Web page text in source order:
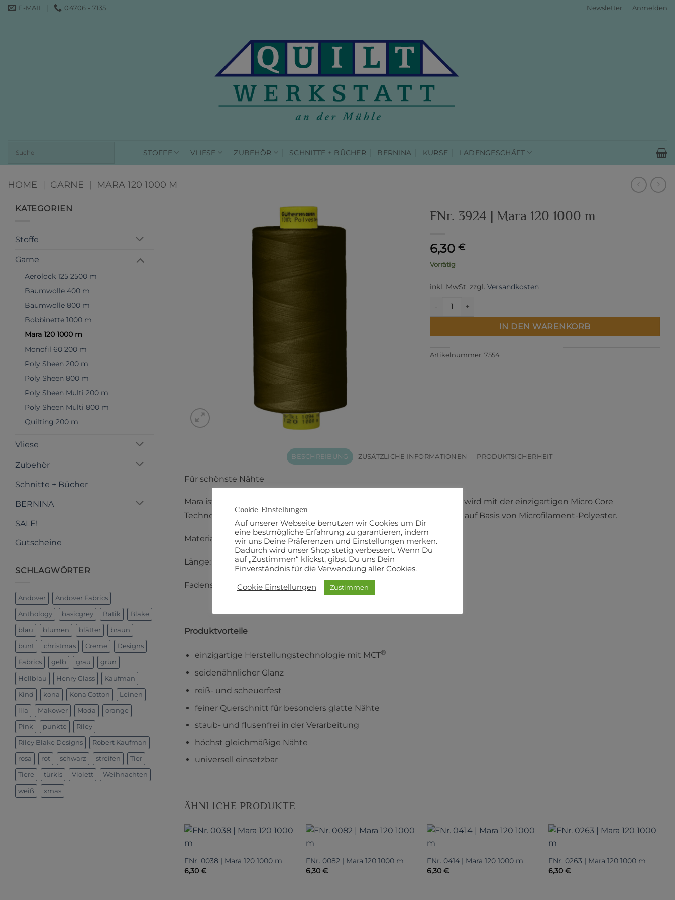
Zum E-MAIL 04706 - 7135 Newsletter Anmelden
STOFFE VLIESE ZUBEHÖR SCHNITTE + BÜCHER BERNINA KURSE LADENGESCHÄFT
HOME | GARNE | MARA 120 1000 M
KATEGORIEN
Stoffe
Garne
Aerolock 125 2500 m
Baumwolle 400 m
Baumwolle 800 m
Bobbinette 1000 m
Mara 120 1000 m
Monofil 60 200 m
Poly Sheen 200 m
Poly Sheen 800 m
Poly Sheen Multi 200 m
Poly Sheen Multi 800 m
Quilting 200 m
Vliese
Zubehör
Schnitte + Bücher
BERNINA
SALE!
Gutscheine
SCHLAGWÖRTER
Andover Andover Fabrics
Anthology basicgrey Batik Blake
blau blumen blätter braun
bunt christmas Creme Designs
Fabrics gelb grau grün
Hellblau Henry Glass Kaufman
Kind kona Kona Cotton Leinen
lila Makower Moda orange
Pink punkte Riley
Riley Blake Designs Robert Kaufman
rosa rot schwarz streifen Tier
Tiere türkis Violett Weihnachten
weiß xmas
FNr. 3924 | Mara 120 1000 m
6,30 €
Vorrätig
inkl. MwSt. zzgl. Versandkosten
FNr. 3924 | Mara 120 1000 m Menge
IN DEN WARENKORB
Artikelnummer: 7554
BESCHREIBUNG ZUSÄTZLICHE INFORMATIONEN PRODUKTSICHERHEIT
Für schönste Nähte
Mara ist ein hochwertiger und universell einsetzbarer Nähfaden. Mara wird mit der einzigartigen Micro Core
Technology
® (MCT) hergestellt. MCT ist das erste Umspinnverfahren auf Basis von Microfilament-Polyester.
Material: 100 % Polyester
Länge: 1000 m
Fadenstärke: 120
Produktvorteile
einzigartige Herstellungstechnologie mit MCT®
seidenähnlicher Glanz
reiß- und scheuerfest
feiner Querschnitt für besonders glatte Nähte
staub- und flusenfrei in der Verarbeitung
höchst gleichmäßige Nähte
universell einsetzbar
ÄHNLICHE PRODUKTE
FNr. 0038 | Mara 120 1000 m
6,30 €
FNr. 0082 | Mara 120 1000 m
6,30 €
FNr. 0414 | Mara 120 1000 m
6,30€
FNr. 0263 | Mara 120 1000 m
6,30€
Cookie-Einstellungen
Auf unserer Webseite benutzen wir Cookies um Dir
eine bestmögliche Erfahrung zu garantieren, indem
wir uns Deine Präferenzen und Einstellungen merken.
Dadurch wird unser Shop stetig verbessert. Wenn Du
auf „Zustimmen“ klickst, gibst Du uns Dein
Einverständnis für die Verwendung aller Cookies.
Cookie Einstellungen Zustimmen